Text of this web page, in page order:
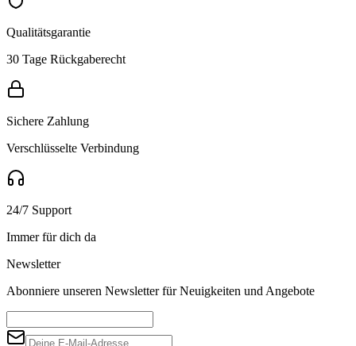
Qualitätsgarantie
30 Tage Rückgaberecht
Sichere Zahlung
Verschlüsselte Verbindung
24/7 Support
Immer für dich da
Newsletter
Abonniere unseren Newsletter für Neuigkeiten und Angebote